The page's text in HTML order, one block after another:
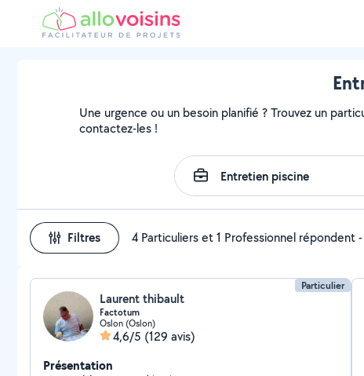
Une urgence ou un besoin planifié ? Trouvez un
contactez-les !
Filtres 4 Particuliers et 1 Professionnel répondent-
Particulier
Laurent thibault
Factotum
Oslon (Oslon)
4,6/5 (129 avis)
Présentation